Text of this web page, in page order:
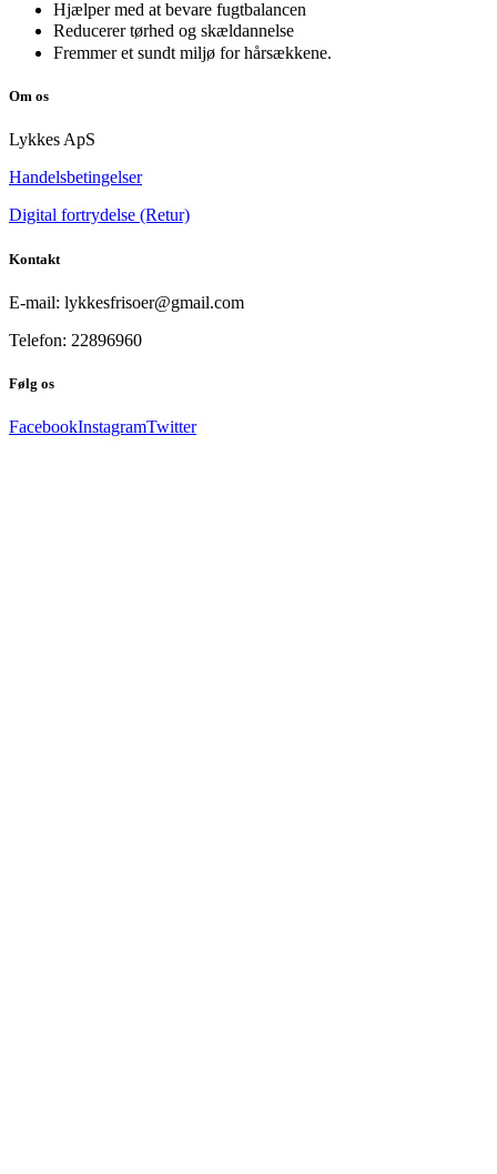
Hjælper med at bevare fugtbalancen
Reducerer tørhed og skældannelse
Fremmer et sundt miljø for hårsækkene.
Om os
Lykkes ApS
Handelsbetingelser
Digital fortrydelse (Retur)
Kontakt
E-mail: lykkesfrisoer@gmail.com
Telefon: 22896960
Følg os
FacebookInstagramTwitter